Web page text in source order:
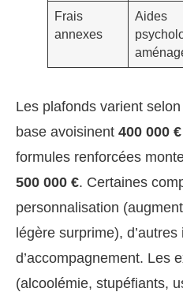
Frais
annexes
Aides
Les plafonds varient
base avoisinent 400 000
formules renforcées
500 000 €. Certaines
personnalisation
légère surprime),
d’accompagnement. Les
(alcoolémie, stupéfiants,